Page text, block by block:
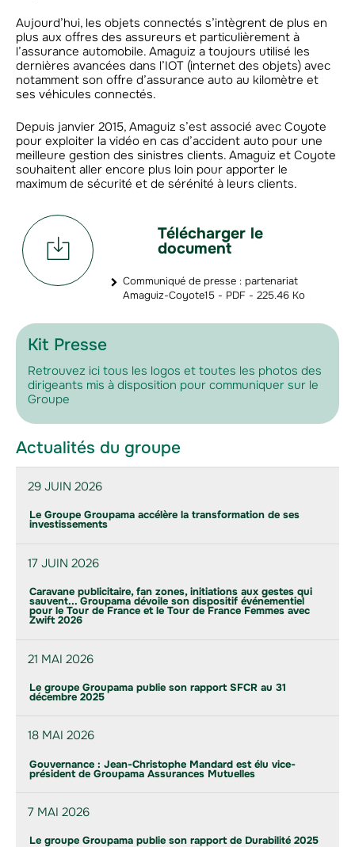
Aujourd’hui, les objets connectés s’intègrent de plus en
plus aux offres des assureurs et particulièrement à
l’assurance automobile. Amaguiz a toujours utilisé les
dernières avancées dans l’IOT (internet des objets) avec
notamment son offre d’assurance auto au kilomètre et
ses véhicules connectés.
Depuis janvier 2015, Amaguiz s’est associé avec Coyote
pour exploiter la vidéo en cas d’accident auto pour une
meilleure gestion des sinistres clients. Amaguiz et Coyote
souhaitent aller encore plus loin pour apporter le
maximum de sécurité et de sérénité à leurs clients.
Télécharger le
document
Communiqué de presse : partenariat
Amaguiz-Coyote15 - PDF - 225.46 Ko
Kit Presse
Retrouvez ici tous les logos et toutes les photos des
dirigeants mis à disposition pour communiquer sur le
Groupe
Actualités du groupe
29 JUIN 2026
Le Groupe Groupama accélère la transformation de ses
investissements
17 JUIN 2026
Caravane publicitaire, fan zones, initiations aux gestes qui
sauvent... Groupama dévoile son dispositif événementiel
pour le Tour de France et le Tour de France Femmes avec
Zwift 2026
21 MAI 2026
Le groupe Groupama publie son rapport SFCR au 31
décembre 2025
18 MAI 2026
Gouvernance : Jean-Christophe Mandard est élu vice-
président de Groupama Assurances Mutuelles
7 MAI 2026
Le groupe Groupama publie son rapport de Durabilité 2025